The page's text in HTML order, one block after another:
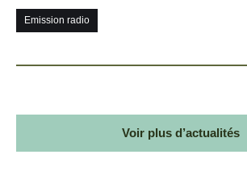
Emission radio
Voir plus d’actualités